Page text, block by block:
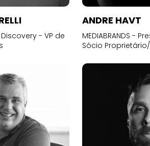
- VP de
ANDRE HAVT
MEDIABRANDS -
Sócio